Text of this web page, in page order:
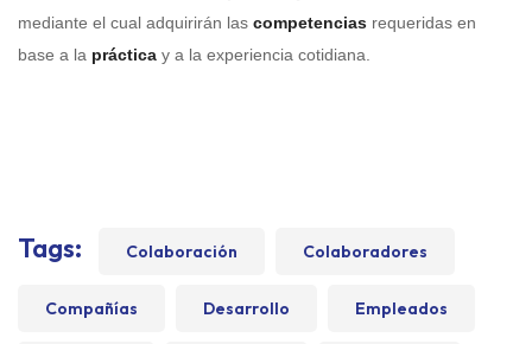
mediante el cual adquirirán las competencias requeridas en
base a la práctica y a la experiencia cotidiana.
Tags: Colaboración Colaboradores
Compañías Desarrollo Empleados